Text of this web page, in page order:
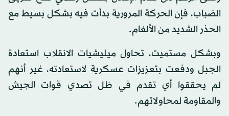
الضباب، فإن الحركة المرورية بدأت فيه بشكل بسيط مع
الحذر الشديد من الألغام.
وبشكل مستميت، تحاول ميليشيات الانقلاب استعادة
الجبل ودفعت بتعزيزات عسكرية لاستعادته، غير أنهم
لم يحققوا أي تقدم في ظل تصدي قوات الجيش
والمقاومة لمحاولاتهم.